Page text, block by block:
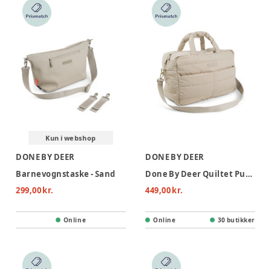
Kun i webshop
DONE BY DEER
Barnevognstaske - Sand
299,00 kr.
Online
DONE BY DEER
Done By Deer Quiltet Pusletaske - Sand
449,00 kr.
Online 30 butikker